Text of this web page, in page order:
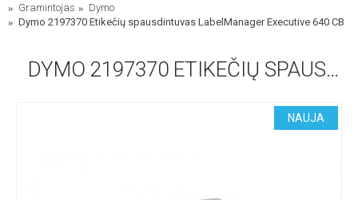
Gramintojas
Dymo
Dymo 2197370 Etikečių spausdintuvas LabelManager Executive 640 CB
DYMO 2197370 ETIKEČIŲ SPAUSDINTUVAS LABELMANAGER EXECUTIVE 640 CB
NAUJA